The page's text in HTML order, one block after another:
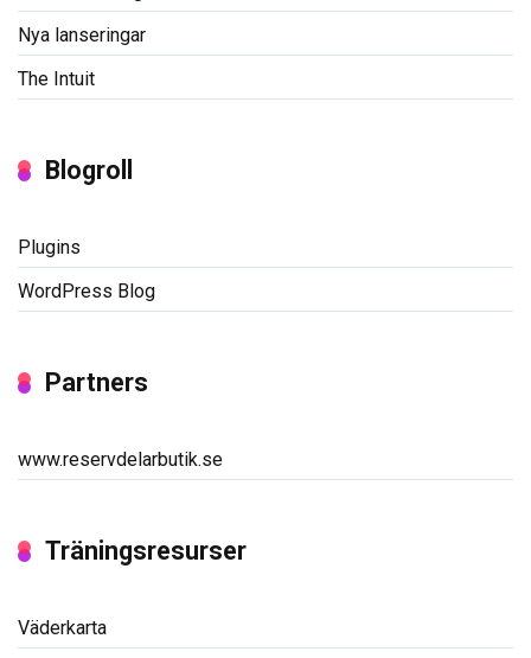
Nya lanseringar
The Intuit
Blogroll
Plugins
WordPress Blog
Partners
www.reservdelarbutik.se
Träningsresurser
Väderkarta